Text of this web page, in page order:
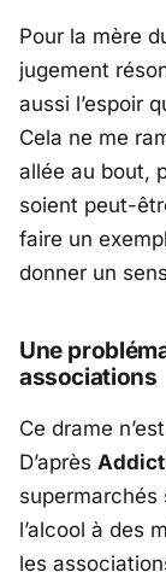
Pour la mère
jugement
aussi l’espoir
Cela ne me
allée au bout,
soient peut-
faire un
donner un
Une
associations
Ce drame
D’après
supermarchés
l’alcool à des
les